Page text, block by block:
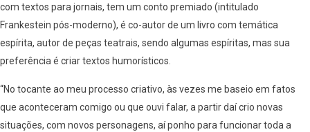
com textos para jornais, tem um conto premiado (intitulado
Frankestein pós-moderno), é co-autor de um livro com temática
espírita, autor de peças teatrais, sendo algumas espíritas, mas sua
preferência é criar textos humorísticos.
“No tocante ao meu processo criativo, às vezes me baseio em fatos
que aconteceram comigo ou que ouvi falar, a partir daí crio novas
situações, com novos personagens, aí ponho para funcionar toda a